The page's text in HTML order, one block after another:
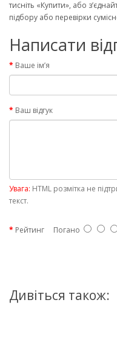
тисніть «Купити», або
підбору або перевірки
Написати
Ваше ім’я
Ваш відгук
Увага: HTML розмітка не
текст.
Рейтинг Погано
Дивіться також: